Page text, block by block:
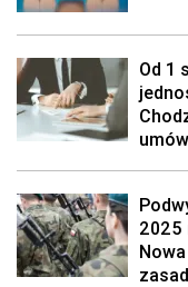
Od 1
umów
2025